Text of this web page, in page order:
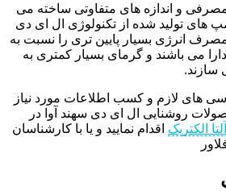
و اندازه های متفاوتی ساخته می
های تولید شده از تکنولوژی ال ای دی
مصرف انرژی بسیار پایین تری را نسبت به
می باشند و گرمای بسیار کمتری به
سازند.
های لازم و کسب اطلاعات مورد نیاز
روشنایی ال ای دی سهند آوا در
الکتریک اقدام نمایید و یا با کارشناسان